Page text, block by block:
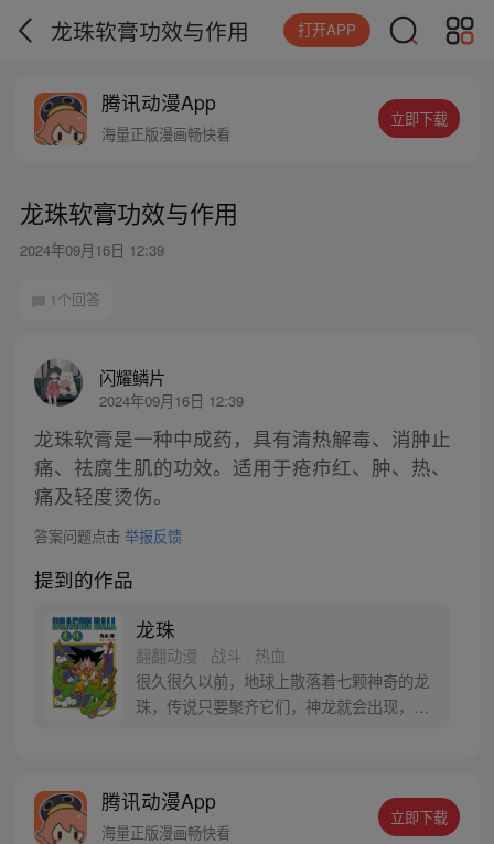
龙珠软膏功效与作用 打开APP
腾讯动漫App
海量正版漫画畅快看
立即下载
龙珠软膏功效与作用
2024年09月16日 12:39
1个回答
闪耀鳞片
2024年09月16日 12:39
龙珠软膏是一种中成药，具有清热解毒、消肿止
痛、祛腐生肌的功效。适用于疮疖红、肿、热、
痛及轻度烫伤。
答案问题点击 举报反馈
提到的作品
龙珠
翻翻动漫 · 战斗 · 热血
很久很久以前，地球上散落着七颗神奇的龙
珠，传说只要聚齐它们，神龙就会出现，并
腾讯动漫App
海量正版漫画畅快看
立即下载